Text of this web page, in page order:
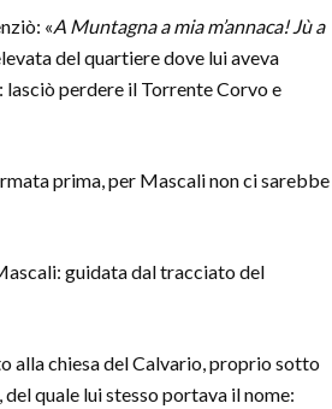
«A Muntagna a mia m’annaca! Jù a
del quartiere dove lui aveva
lasciò perdere il Torrente Corvo e
prima, per Mascali non ci sarebbe
guidata dal tracciato del
alla chiesa del Calvario, proprio sotto
quale lui stesso portava il nome: